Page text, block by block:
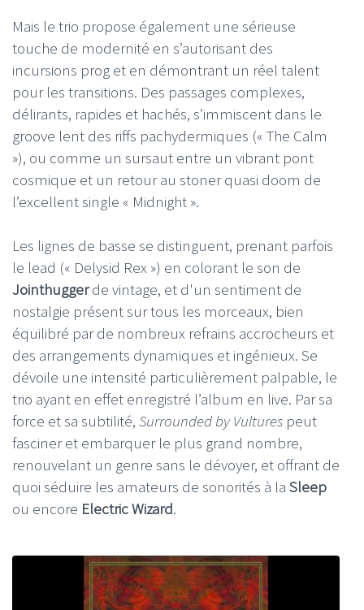
Mais le trio propose également une sérieuse
touche de modernité en s’autorisant des
incursions prog et en démontrant un réel talent
pour les transitions. Des passages complexes,
délirants, rapides et hachés, s’immiscent dans le
groove lent des riffs pachydermiques (« The Calm
»), ou comme un sursaut entre un vibrant pont
cosmique et un retour au stoner quasi doom de
l’excellent single « Midnight ».
Les lignes de basse se distinguent, prenant parfois
le lead (« Delysid Rex ») en colorant le son de
Jointhuggerde vintage, et d'un sentiment de
nostalgie présent sur tous les morceaux, bien
équilibré par de nombreux refrains accrocheurs et
des arrangements dynamiques et ingénieux. Se
dévoile une intensité particulièrement palpable, le
trio ayant en effet enregistré l’album en live. Par sa
force et sa subtilité, Surrounded by Vultures peut
fasciner et embarquer le plus grand nombre,
renouvelant un genre sans le dévoyer, et offrant de
quoi séduire les amateurs de sonorités à la Sleep
ou encore Electric Wizard.